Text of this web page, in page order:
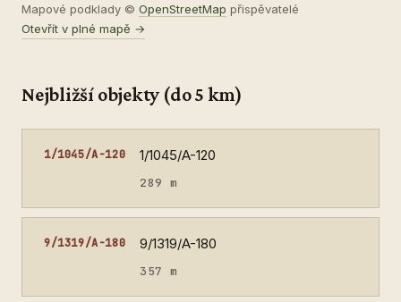
Mapové podklady © OpenStreetMap přispěvatelé
Otevřít v plné mapě →
Nejbližší objekty (do 5 km)
1/1045/A-120 1/1045/A-120
289 m
9/1319/A-180 9/1319/A-180
357 m